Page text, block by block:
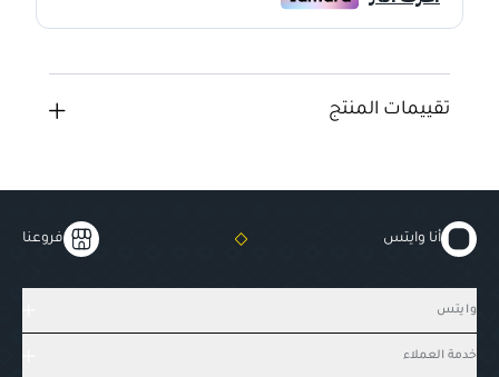
تقييمات المنتج
أنا وايتس فروعنا
وايتس
خدمة العملاء